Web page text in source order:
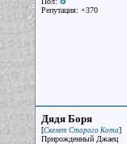
Репутация: +370
Дядя Боря
[Скелет Старого Кота]
Прирожденный Джаец